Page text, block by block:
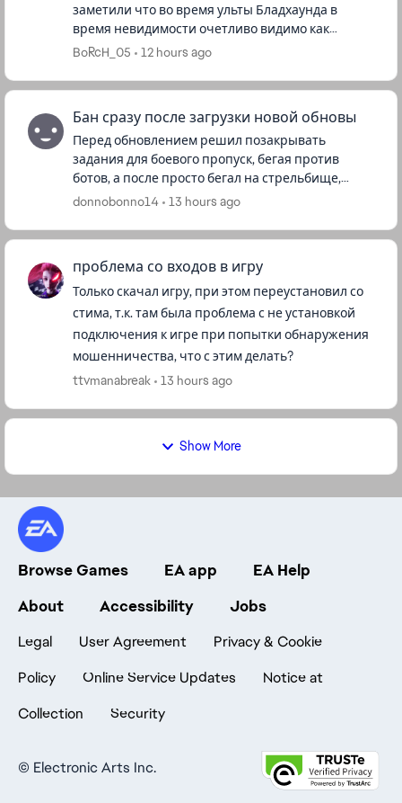
заметили что во время ульты Бладхаунда в
время невидимости очетливо видимо как
невидмая цель летит во время Супер Глайда
BoRcH_05 12 hours ago
Бан сразу после загрузки новой обновы
Перед обновлением решил позакрывать
задания для боевого пропуск, бегая против
ботов, а после просто бегал на стрельбище,
дожидаясь старта нового сезона. Против людей
donnobonno14 13 hours ago
проблема со входов в игру
Только скачал игру, при этом переустановил со
стима, т.к. там была проблема с не установкой
подключения к игре при попытки обнаружения
мошенничества, что с этим делать?
ttvmanabreak
13 hours ago
Show More
Browse Games EA app
EA Help
About
Accessibility Jobs
Legal User Agreement
Privacy & Cookie
Policy
Online Service Updates
Notice at
Collection
Security
© Electronic Arts Inc.